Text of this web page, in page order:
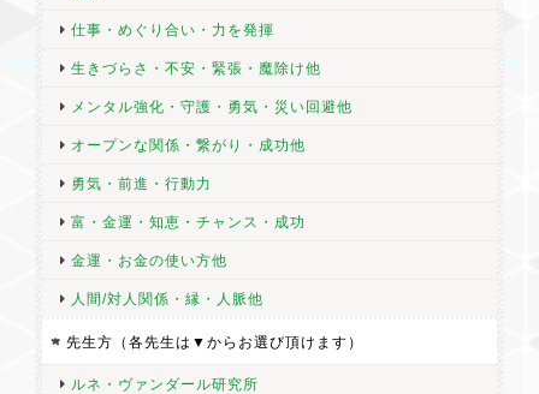
仕事・めぐり合い・力を発揮
生きづらさ・不安・緊張・魔除け他
メンタル強化・守護・勇気・災い回避他
オープンな関係・繋がり・成功他
勇気・前進・行動力
富・金運・知恵・チャンス・成功
金運・お金の使い方他
人間/対人関係・縁・人脈他
先生方（各先生は▼からお選び頂けます）
ルネ・ヴァンダール研究所